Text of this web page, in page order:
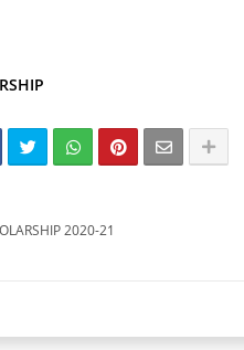
2020-21